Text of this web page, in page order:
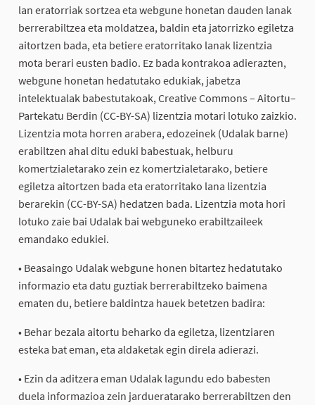
lan eratorriak sortzea eta webgune honetan dauden lanak
berrerabiltzea eta moldatzea, baldin eta jatorrizko egiletza
aitortzen bada, eta betiere eratorritako lanak lizentzia
mota berari eusten badio. Ez bada kontrakoa adierazten,
webgune honetan hedatutako edukiak, jabetza
intelektualak babestutakoak, Creative Commons – Aitortu–
Partekatu Berdin (CC-BY-SA) lizentzia motari lotuko zaizkio.
Lizentzia mota horren arabera, edozeinek (Udalak barne)
erabiltzen ahal ditu eduki babestuak, helburu
komertzialetarako zein ez komertzialetarako, betiere
egiletza aitortzen bada eta eratorritako lana lizentzia
berarekin (CC-BY-SA) hedatzen bada. Lizentzia mota hori
lotuko zaie bai Udalak bai webguneko erabiltzaileek
emandako edukiei.
• Beasaingo Udalak webgune honen bitartez hedatutako
informazio eta datu guztiak berrerabiltzeko baimena
ematen du, betiere baldintza hauek betetzen badira:
• Behar bezala aitortu beharko da egiletza, lizentziaren
esteka bat eman, eta aldaketak egin direla adierazi.
• Ezin da aditzera eman Udalak lagundu edo babesten
duela informazioa zein jardueratarako berrerabiltzen den